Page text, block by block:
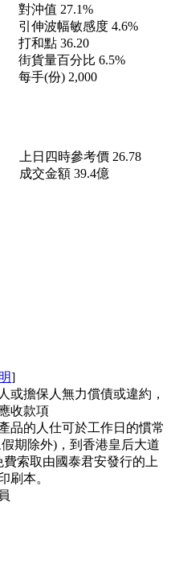
對沖值 27.1%
引伸波幅敏感度 4.6%
打和點 36.20
街貨量百分比 6.5%
每手(份) 2,000
上日四時參考價 26.78
成交金額 39.4億
]
或擔保人無力償債或違約，
收款項
品的人仕可於工作日的慣常
期除外)，到香港皇后大道
索取由國泰君安發行的上
刷本。